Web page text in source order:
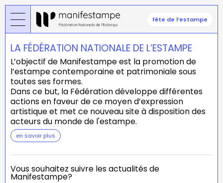
Aller
au
contenu
principal
fête de l’estampe
LA FÉDÉRATION NATIONALE DE L’ESTAMPE
L’objectif de Manifestampe est la promotion de
l’estampe contemporaine et patrimoniale sous
toutes ses formes.
Dans ce but, la Fédération développe différentes
actions en faveur de ce moyen d’expression
artistique et met ce nouveau site à disposition des
acteurs du monde de l'estampe.
en savoir plus
Vous souhaitez suivre les actualités de
Manifestampe?